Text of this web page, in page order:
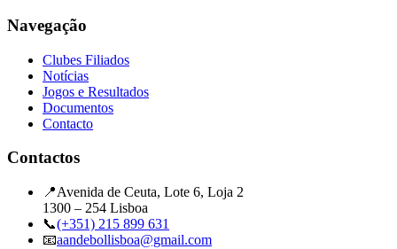
Navegação
Clubes Filiados
Notícias
Jogos e Resultados
Documentos
Contacto
Contactos
📍Avenida de Ceuta, Lote 6, Loja 2
1300 – 254 Lisboa
📞(+351) 215 899 631
📧aandebollisboa@gmail.com